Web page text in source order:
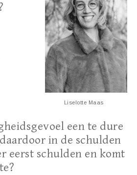
Liselotte Maas
een te dure
in de schulden
eerst schulden en komt